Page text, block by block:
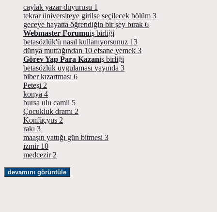
caylak yazar duyurusu 1
tekrar üniversiteye girilse seçilecek bölüm 3
geceye hayatta öğrendiğin bir şey bırak 6
Webmaster Forumuiş birliği
betasözlük'ü nasıl kullanıyorsunuz 13
dünya mutfağından 10 efsane yemek 3
Görev Yap Para Kazaniş birliği
betasözlük uygulaması yayında 3
biber kızartması 6
Peteşi 2
konya 4
bursa ulu camii 5
Çocukluk dramı 2
Konfüçyus 2
rakı 3
maaşın yattığı gün bitmesi 3
izmir 10
medcezir 2
devamını görüntüle